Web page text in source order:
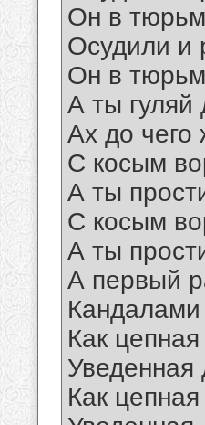
Он в
Осудили и
Он в
А ты гуляй
Ах до чего
С косым
А ты
С косым
А ты
А первый
Кандалами
Как
Уведенная
Как